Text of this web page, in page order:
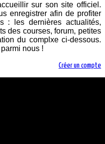
sur son site officiel.
enregistrer afin de profiter
: les dernières actualités,
des courses, forum, petites
du complxe ci-dessous.
nous !
Créer un compte